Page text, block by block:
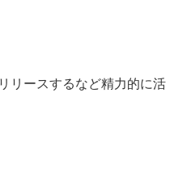
リースするなど精力的に活